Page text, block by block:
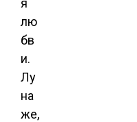
я
лю
бв
и.
Лу
на
же,